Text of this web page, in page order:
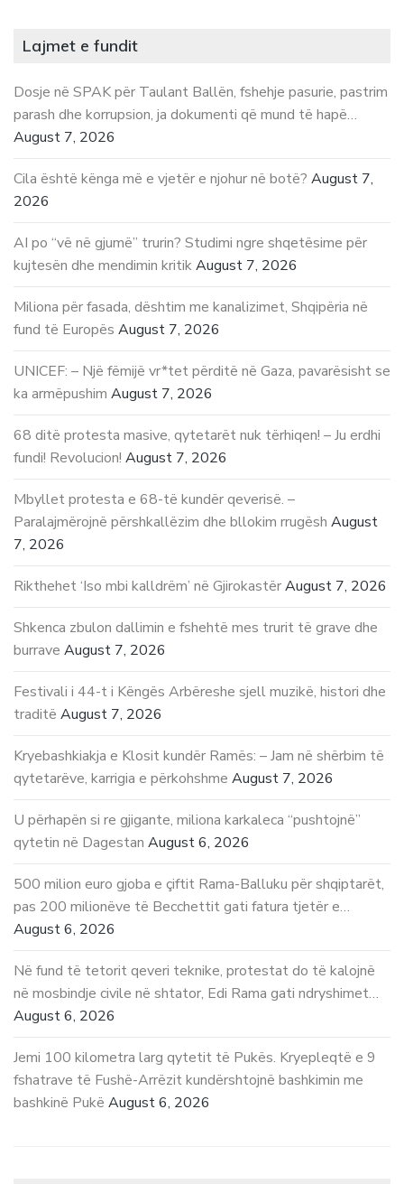
Lajmet e fundit
Dosje në SPAK për Taulant Ballën, fshehje pasurie, pastrim
parash dhe korrupsion, ja dokumenti që mund të hapë…
August 7, 2026
Cila është kënga më e vjetër e njohur në botë? August 7,
2026
AI po “vë në gjumë” trurin? Studimi ngre shqetësime për
kujtesën dhe mendimin kritikAugust 7, 2026
Miliona për fasada, dështim me kanalizimet, Shqipëria në
fund të Europës August 7, 2026
UNICEF: – Një fëmijë vr*tet përditë në Gaza, pavarësisht se
ka armëpushim August 7, 2026
68 ditë protesta masive, qytetarët nuk tërhiqen! – Ju erdhi
fundi! Revolucion! August 7, 2026
Mbyllet protesta e 68-të kundër qeverisë. –
Paralajmërojnë përshkallëzim dhe bllokim rrugësh August
7, 2026
Rikthehet ‘Iso mbi kalldrëm’ në GjirokastërAugust 7, 2026
Shkenca zbulon dallimin e fshehtë mes trurit të grave dhe
burrave August 7, 2026
Festivali i 44-t i Këngës Arbëreshe sjell muzikë, histori dhe
traditë August 7, 2026
Kryebashkiakja e Klosit kundër Ramës: – Jam në shërbim të
qytetarëve, karrigia e përkohshme August 7, 2026
U përhapën si re gjigante, miliona karkaleca “pushtojnë”
qytetin në Dagestan August 6, 2026
500 milion euro gjoba e çiftit Rama-Balluku për shqiptarët,
pas 200 milionëve të Becchettit gati fatura tjetër e…
August 6, 2026
Në fund të tetorit qeveri teknike, protestat do të kalojnë
në mosbindje civile në shtator, Edi Rama gati ndryshimet…
August 6, 2026
Jemi 100 kilometra larg qytetit të Pukës. Kryepleqtë e 9
fshatrave të Fushë-Arrëzit kundërshtojnë bashkimin me
bashkinë Pukë August 6, 2026